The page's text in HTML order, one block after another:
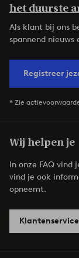
het duurste
Als klant bij ons
spannend nieuws
Registreer
* Zie
Wij helpen je
In onze FAQ vind
vind je ook
opneemt.
Klantenservice